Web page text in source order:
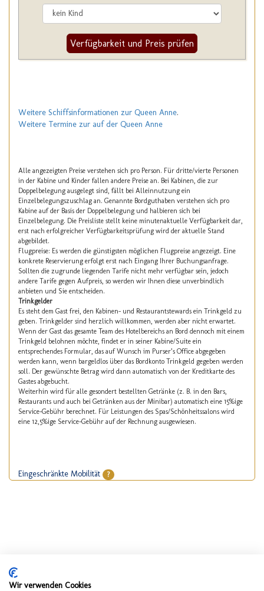
Verfügbarkeit und Preis prüfen
Weitere Schiffsinformationen zur Queen Anne.
Weitere Termine zur auf der Queen Anne
Alle angezeigten Preise verstehen sich pro Person. Für dritte/vierte Personen
in der Kabine und Kinder fallen andere Preise an. Bei Kabinen, die zur
Doppelbelegung ausgelegt sind, fällt bei Alleinnutzung ein
Einzelbelegungszuschlag an. Genannte Bordguthaben verstehen sich pro
Kabine auf der Basis der Doppelbelegung und halbieren sich bei
Einzelbelegung. Die Preisliste stellt keine minutenaktuelle Verfügbarkeit dar,
erst nach erfolgreicher Verfügbarkeitsprüfung wird der aktuelle Stand
abgebildet.
Flugpreise: Es werden die günstigsten möglichen Flugpreise angezeigt. Eine
konkrete Reservierung erfolgt erst nach Eingang Ihrer Buchungsanfrage.
Sollten die zugrunde liegenden Tarife nicht mehr verfügbar sein, jedoch
andere Tarife gegen Aufpreis, so werden wir Ihnen diese unverbindlich
anbieten und Sie entscheiden.
Trinkgelder
Es steht dem Gast frei, den Kabinen- und Restaurantstewards ein Trinkgeld zu
geben. Trinkgelder sind herzlich willkommen, werden aber nicht erwartet.
Wenn der Gast das gesamte Team des Hotelbereichs an Bord dennoch mit einem
Trinkgeld belohnen möchte, findet er in seiner Kabine/Suite ein
entsprechendes Formular, das auf Wunsch im Purser’s Office abgegeben
werden kann, wenn bargeldlos über das Bordkonto Trinkgeld gegeben werden
soll. Der gewünschte Betrag wird dann automatisch von der Kreditkarte des
Gastes abgebucht.
Weiterhin wird für alle gesondert bestellten Getränke (z. B. in den Bars,
Restaurants und auch bei Getränken aus der Minibar) automatisch eine 15%ige
Service-Gebühr berechnet. Für Leistungen des Spas/Schönheitssalons wird
eine 12,5%ige Service-Gebühr auf der Rechnung ausgewiesen.
Eingeschränkte Mobilität ?
Wir verwenden Cookies